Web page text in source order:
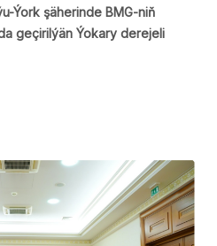
Ýork şäherinde BMG-niň
geçirilýän Ýokary derejeli